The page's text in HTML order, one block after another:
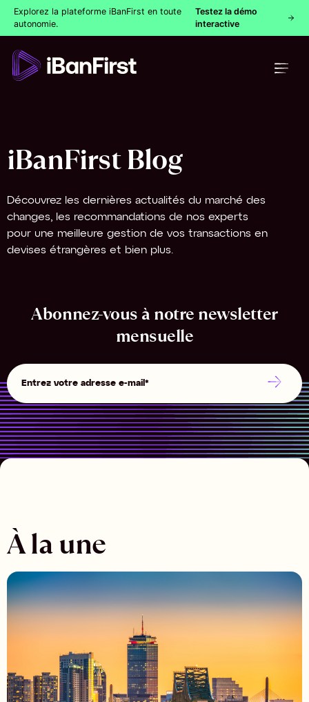
Explorez la plateforme iBanFirst en toute
autonomie.
Testez la démo
interactive
iBanFirst Blog
Découvrez les dernières actualités du marché des
changes, les recommandations de nos experts
pour une meilleure gestion de vos transactions en
devises étrangères et bien plus.
Abonnez-vous à notre newsletter
mensuelle
À la une